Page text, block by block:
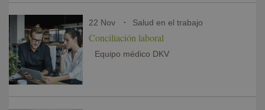
22 Nov Salud en el trabajo
Conciliación laboral
Equipo médico DKV